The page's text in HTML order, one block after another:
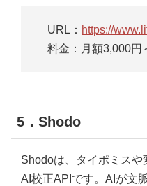
URL： https://
料金：月額3,000円
5．Shodo
Shodoは、タイポミス
AI校正APIです。AIが文